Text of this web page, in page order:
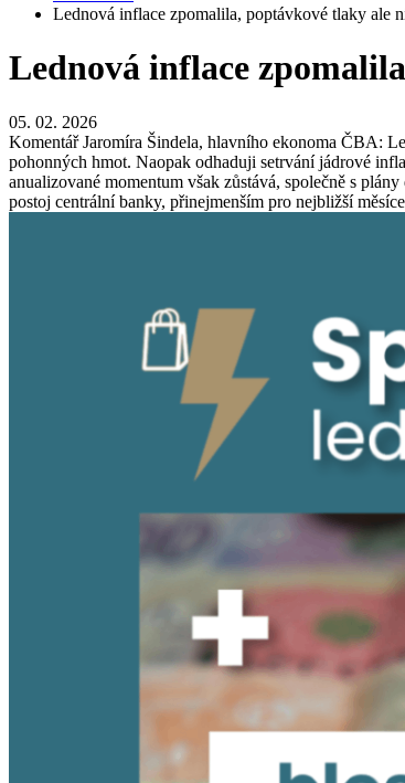
Lednová inflace zpomalila, poptávkové tlaky ale
Lednová inflace
05. 02. 2026
Komentář Jaromíra Šindela, hlavního ekonoma ČBA:
pohonných hmot. Naopak odhaduji setrvání jádrové
anualizované momentum však zůstává, společně s
postoj centrální banky, přinejmenším pro nejbližší